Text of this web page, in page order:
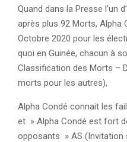
Quand dans la Presse l’un
après plus 92 Morts, Alpha
Octobre 2020 pour les
quoi en Guinée, chacun à
Classification des Morts –
morts pour les autres),
Alpha Condé connait les
et » Alpha Condé est fort
opposants » AS (Invitation